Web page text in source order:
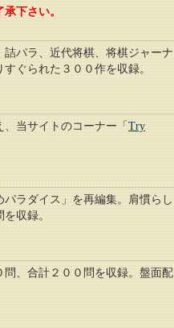
下さい。
パラ、近代将棋、将棋ジャーナ
ぐられた３００作を収録。
当サイトのコーナー「 Try
ラダイス」を再編集。肩慣らし
収録。
、合計２００問を収録。盤面配